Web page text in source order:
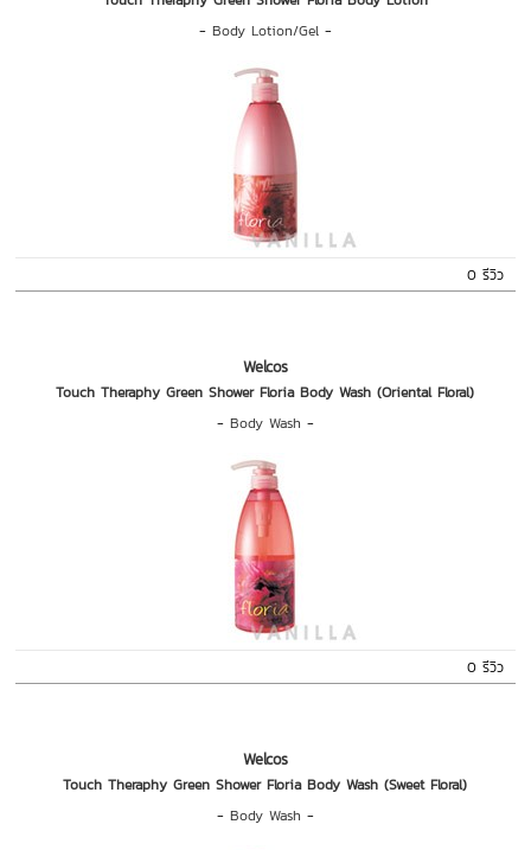
- Body Lotion/Gel-
0 รีวิว
Welcos
Touch Theraphy Green Shower Floria Body Wash (Oriental Floral)
- Body Wash -
0 รีวิว
Welcos
Touch Theraphy Green Shower Floria Body Wash (Sweet Floral)
- Body Wash -